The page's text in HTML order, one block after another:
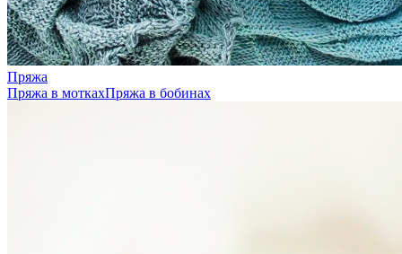
Пряжа
Пряжа в моткахПряжа в бобинах